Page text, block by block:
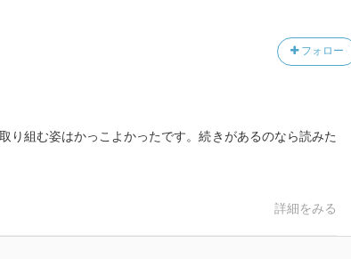
フォロー
り組む姿はかっこよかったです。続きがあるのなら読みた
詳細をみる